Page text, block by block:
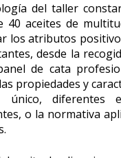
del taller
40 aceites de
los atributos
desde la
de cata
propiedades y
diferentes
o la normativa